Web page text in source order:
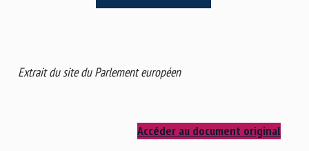
Extrait du site du Parlement européen
Accéder au document original